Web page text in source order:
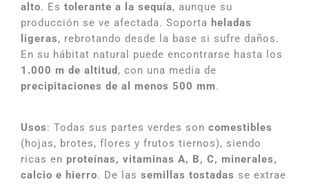
alto. Es tolerante a la sequía, aunque su
producción se ve afectada. Soporta heladas
ligeras, rebrotando desde la base si sufre daños.
En su hábitat natural puede encontrarse hasta los
1.000 m de altitud , con una media de
precipitaciones de al menos 500 mm.
Usos: Todas sus partes verdes son comestibles
(hojas, brotes, flores y frutos tiernos), siendo
ricas en proteínas, vitaminas A, B, C, minerales,
calcio e hierro. De las semillas tostadas se extrae